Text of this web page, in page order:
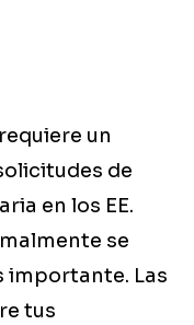
un
de
en los EE.
se
importante. Las
tus